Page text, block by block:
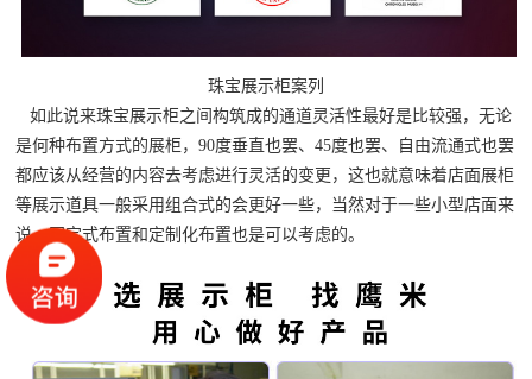
珠宝展示柜案列
如此说来珠宝展示柜之间构筑成的通道灵活性最好是比较强，无论
是何种布置方式的展柜，90度垂直也罢、45度也罢、自由流通式也罢
都应该从经营的内容去考虑进行灵活的变更，这也就意味着店面展柜
等展示道具一般采用组合式的会更好一些，当然对于一些小型店面来
说，固定式布置和定制化布置也是可以考虑的。